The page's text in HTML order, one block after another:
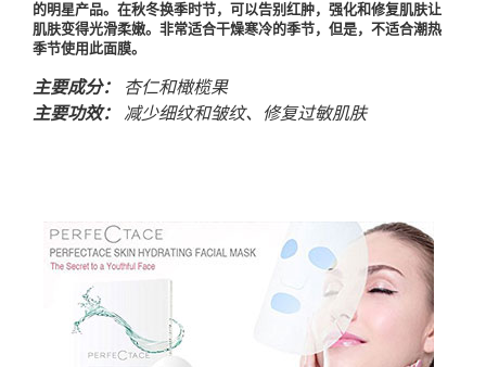
的明星产品。在秋冬换季时节，可以告别红肿，强化和修复肌肤让
肌肤变得光滑柔嫩。非常适合干燥寒冷的季节，但是，不适合潮热
季节使用此面膜。
主要成分：
杏仁和橄榄果
主要功效：
减少细纹和皱纹、修复过敏肌肤